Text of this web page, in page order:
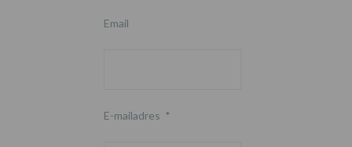
Email
E-mailadres *